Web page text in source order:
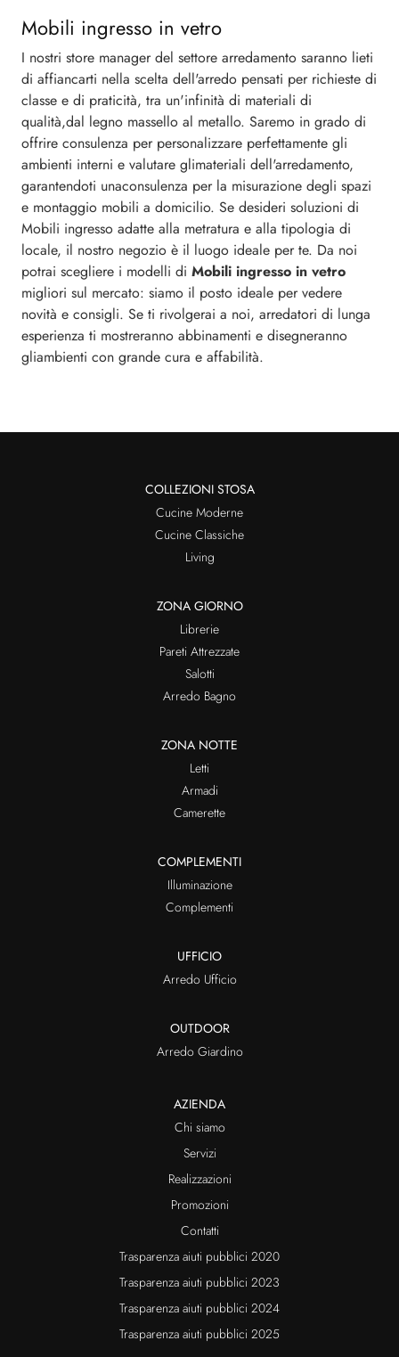
Mobili ingresso in vetro
I nostri store manager del settore arredamento saranno lieti
di affiancarti nella scelta dell'arredo pensati per richieste di
classe e di praticità, tra un'infinità di materiali di
qualità,dal legno massello al metallo. Saremo in grado di
offrire consulenza per personalizzare perfettamente gli
ambienti interni e valutare glimateriali dell'arredamento,
garantendoti unaconsulenza per la misurazione degli spazi
e montaggio mobili a domicilio. Se desideri soluzioni di
Mobili ingresso adatte alla metratura e alla tipologia di
locale, il nostro negozio è il luogo ideale per te. Da noi
potrai scegliere i modelli di Mobili ingresso in vetro
migliori sul mercato: siamo il posto ideale per vedere
novità e consigli. Se ti rivolgerai a noi, arredatori di lunga
esperienza ti mostreranno abbinamenti e disegneranno
gliambienti con grande cura e affabilità.
COLLEZIONI STOSA
Cucine Moderne
Cucine Classiche
Living
ZONA GIORNO
Librerie
Pareti Attrezzate
Salotti
Arredo Bagno
ZONA NOTTE
Letti
Armadi
Camerette
COMPLEMENTI
Illuminazione
Complementi
UFFICIO
Arredo Ufficio
OUTDOOR
Arredo Giardino
AZIENDA
Chi siamo
Servizi
Realizzazioni
Promozioni
Contatti
Trasparenza aiuti pubblici 2020
Trasparenza aiuti pubblici 2023
Trasparenza aiuti pubblici 2024
Trasparenza aiuti pubblici 2025